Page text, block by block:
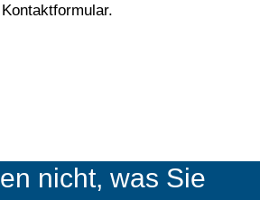
quantity
Kontaktformular.
nicht, was Sie